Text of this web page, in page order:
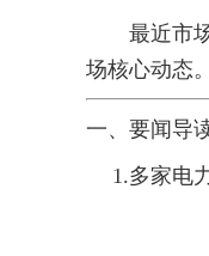
最近市场
场核心动态。
一、要闻导
1.多家电